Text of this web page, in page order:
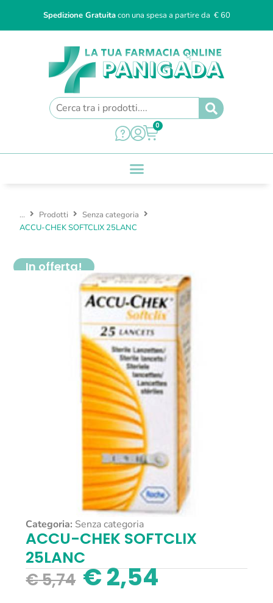
Spedizione Gratuitacon una spesa a partire da € 60
0
... Prodotti
Senza categoria
ACCU-CHEK SOFTCLIX 25LANC
In offerta!
Categoria: Senza categoria
ACCU-CHEK SOFTCLIX
25LANC
€5,74 €2,54